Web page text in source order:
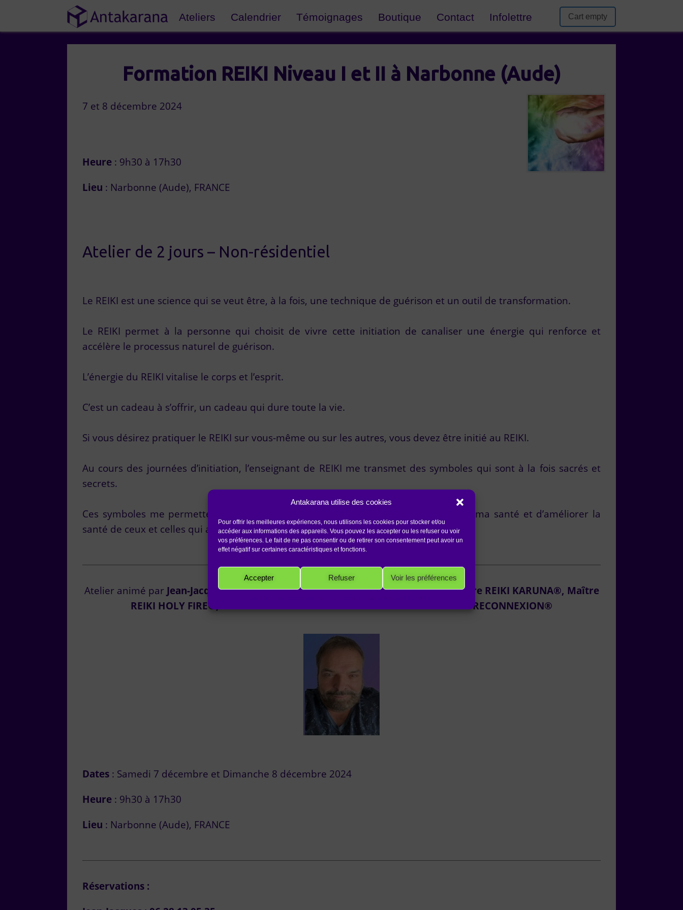
Antakarana utilise des cookies
Pour offrir les meilleures expériences, nous utilisons les cookies pour stocker et/ou
accéder aux informations des appareils. Vous pouvez les accepter ou les refuser ou voir
vos préférences. Le fait de ne pas consentir ou de retirer son consentement peut avoir un
effet négatif sur certaines caractéristiques et fonctions.
Accepter Refuser Voir les préférences
Ateliers Calendrier Témoignages Boutique Contact Infolettre Cart empty
Formation REIKI Niveau I et II à Narbonne (Aude)
7 et 8 décembre 2024
Heure : 9h30 à 17h30
Lieu : Narbonne (Aude), FRANCE
Atelier de 2 jours – Non-résidentiel
Le REIKI est une science qui se veut être, à la fois, une technique de guérison et un outil de transformation.
Le REIKI permet à la personne qui choisit de vivre cette initiation de canaliser une énergie qui renforce et
accélère le processus naturel de guérison.
L’énergie du REIKI vitalise le corps et l’esprit.
C’est un cadeau à s’offrir, un cadeau qui dure toute la vie.
Si vous désirez pratiquer le REIKI sur vous-même ou sur les autres, vous devez être initié au REIKI.
Au cours des journées d’initiation, l’enseignant de REIKI me transmet des symboles qui sont à la fois sacrés et
secrets.
Ces symboles me permettent de canaliser une énergie de vie capable d’améliorer ma santé et d’améliorer la
santé de ceux et celles qui acceptent de recevoir cette énergie.
Atelier animé parJean-Jacques ROBINET, Maître REIKI USUI 8ème génération,Maître REIKI KARUNA®, Maître
REIKI HOLY FIRE®, Maître REIKI UNITAIRE et du SON® et Praticien de la RECONNEXION®
Dates : Samedi 7 décembre et Dimanche 8 décembre 2024
Heure : 9h30 à 17h30
Lieu : Narbonne (Aude), FRANCE
Réservations :